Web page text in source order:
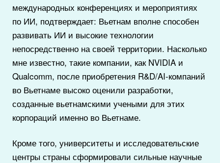
международных конференциях и мероприятиях
по ИИ, подтверждает: Вьетнам вполне способен
развивать ИИ и высокие технологии
непосредственно на своей территории. Насколько
мне известно, такие компании, как NVIDIA и
Qualcomm, после приобретения R&D/AI-компаний
во Вьетнаме высоко оценили разработки,
созданные вьетнамскими учеными для этих
корпораций именно во Вьетнаме.
Кроме того, университеты и исследовательские
центры страны сформировали сильные научные